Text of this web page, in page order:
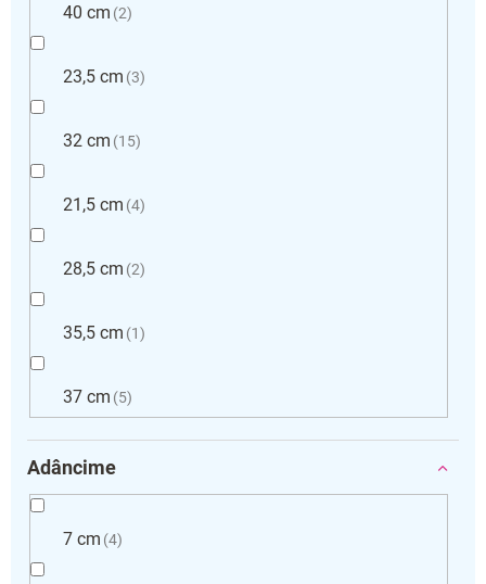
40 cm 2
23,5 cm 3
32 cm 15
21,5 cm 4
28,5 cm 2
35,5 cm 1
37 cm 5
Adâncime
7 cm 4